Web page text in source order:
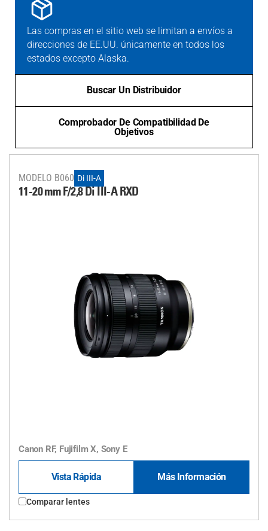
Las compras en el sitio web se limitan a envíos a
direcciones de EE.UU. únicamente en todos los
estados excepto Alaska.
Buscar Un Distribuidor
Comprobador De Compatibilidad De
Objetivos
MODELO B060 Di III-A
11-20 mm F/2,8Di III-ARXD
Canon RF, Fujifilm X, Sony E
Vista Rápida Más Información
Comparar lentes